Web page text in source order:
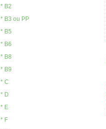
* B2
* B3 ou PP
* B5
* B6
* B8
* B9
* C
* D
* E
* F